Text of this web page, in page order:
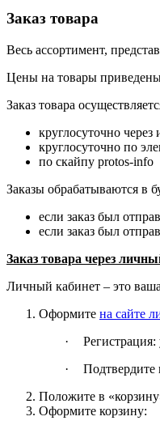
Заказ товара
Весь ассортимент,
Цены на товары
Заказ товара
круглосуточно
круглосуточно по
по скайпу protos-info
Заказы обрабатываются в
если заказ был
если заказ был
Заказ товара через
Личный кабинет – это
Оформите на сайте
·
·
Подтвердите
Положите в
Оформите корзину: